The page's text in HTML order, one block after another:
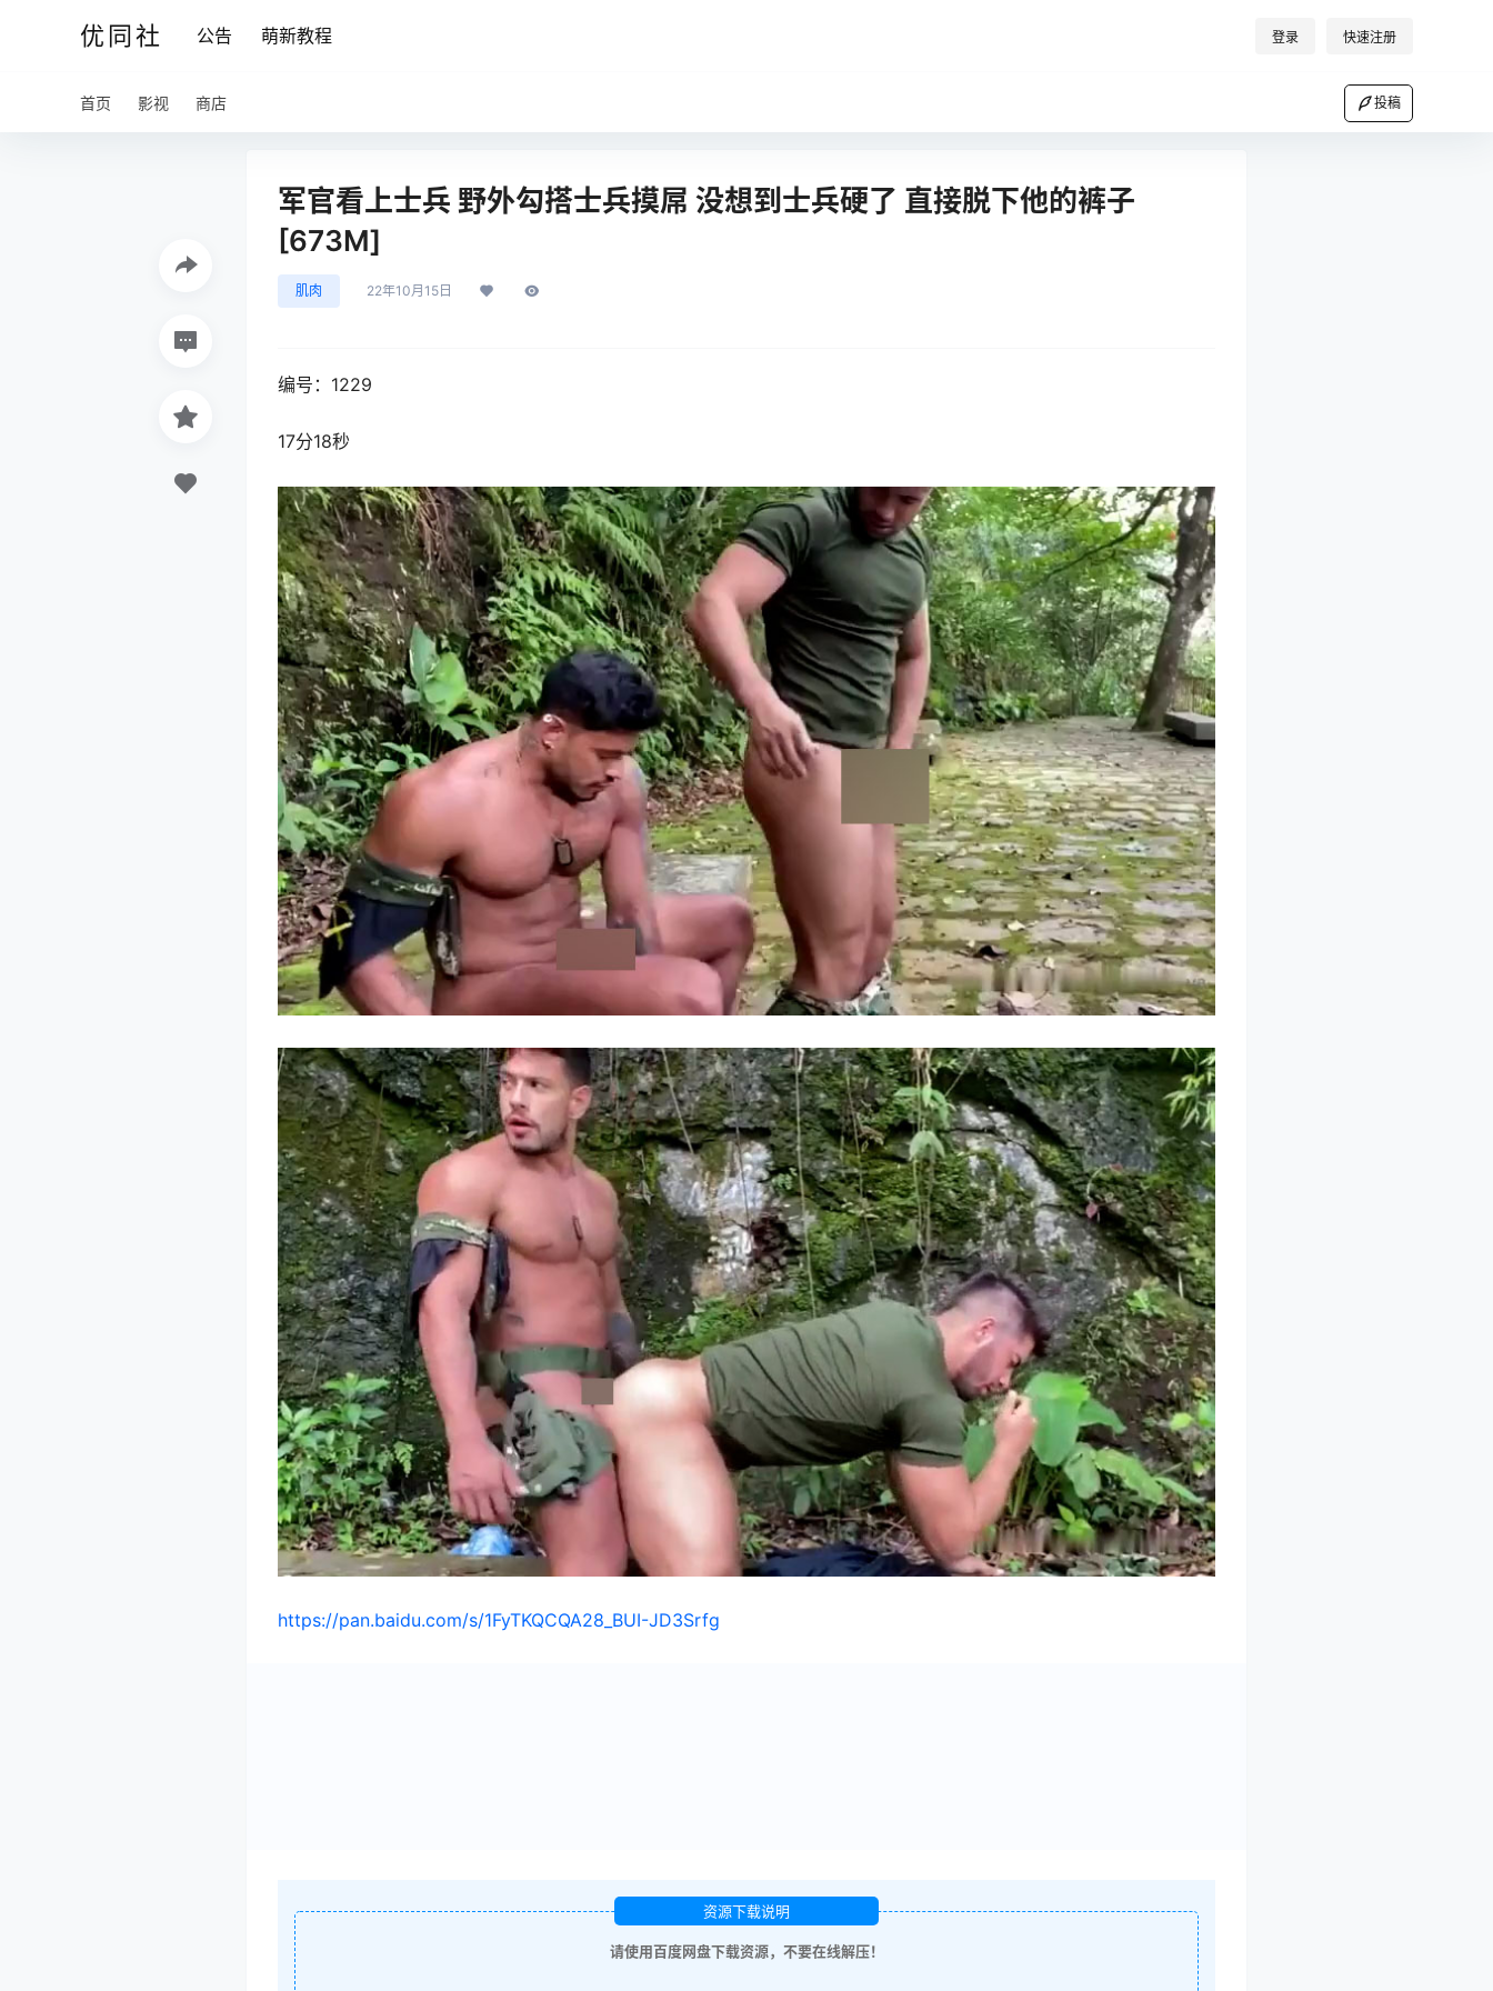
优同社 公告 萌新教程 登录 快速注册
首页 影视 商店 投稿
军官看上士兵 野外勾搭士兵摸屌 没想到士兵硬了 直接脱下他的裤子
[673M]
肌肉 22年10月15日
编号：1229
17分18秒
https://pan.baidu.com/s/1FyTKQCQA28_BUI-JD3Srfg
资源下载说明
请使用百度网盘下载资源，不要在线解压！